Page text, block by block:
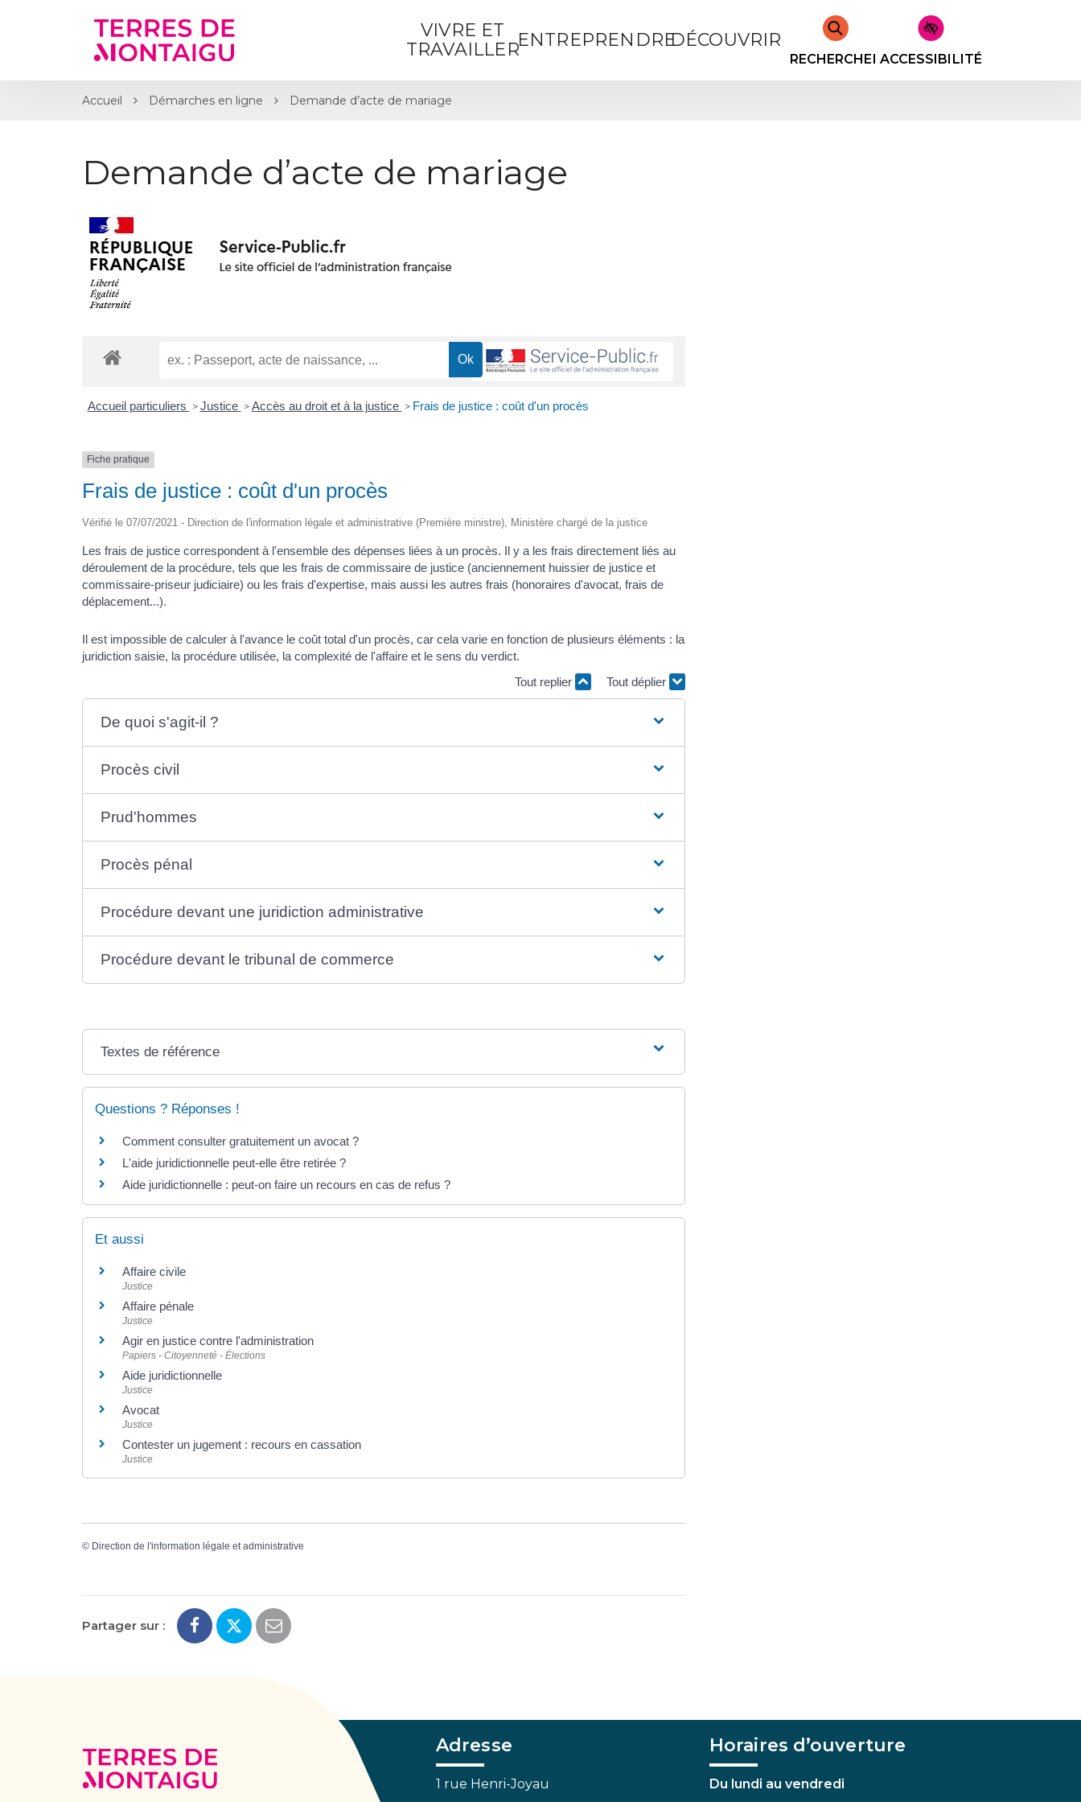
VIVRE ET
TRAVAILLERENTREPRENDREDÉCOUVRIR
RECHERCHERACCESSIBILITÉ
Accueil Démarches en ligne Demande d’acte de mariage
Demande d’acte de mariage
Accueil particuliers > Justice > Accès au droit et à la justice > Frais de justice : coût d'un procès
Fiche pratique
Frais de justice : coût d'un procès
Vérifié le 07/07/2021 - Direction de l'information légale et administrative (Première ministre), Ministère chargé de la justice
Les frais de justice correspondent à l'ensemble des dépenses liées à un procès. Il y a les frais directement liés au
déroulement de la procédure, tels que les frais de commissaire de justice (anciennement huissier de justice et
commissaire-priseur judiciaire) ou les frais d'expertise, mais aussi les autres frais (honoraires d'avocat, frais de
déplacement...).
Il est impossible de calculer à l'avance le coût total d'un procès, car cela varie en fonction de plusieurs éléments : la
juridiction saisie, la procédure utilisée, la complexité de l'affaire et le sens du verdict.
Tout replier
Tout déplier
De quoi s'agit-il ?
Procès civil
Prud'hommes
Procès pénal
Procédure devant une juridiction administrative
Procédure devant le tribunal de commerce
Textes de référence
Questions ? Réponses !
Comment consulter gratuitement un avocat ?
L'aide juridictionnelle peut-elle être retirée ?
Aide juridictionnelle : peut-on faire un recours en cas de refus ?
Et aussi
Affaire civile
Justice
Affaire pénale
Justice
Agir en justice contre l'administration
Papiers - Citoyenneté - Élections
Aide juridictionnelle
Justice
Avocat
Justice
Contester un jugement : recours en cassation
Justice
© Direction de l'information légale et administrative
Partager sur :
Adresse
1 rue Henri-Joyau
Horaires d’ouverture
Du lundi au vendredi